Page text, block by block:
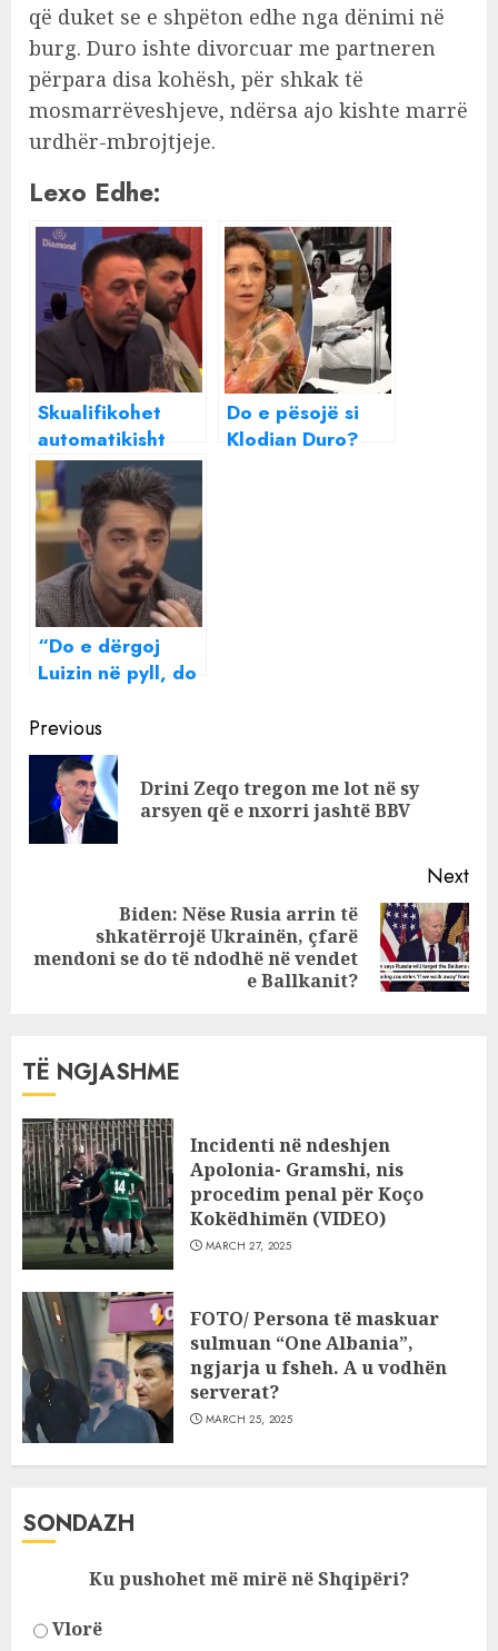
që duket se e shpëton edhe nga dënimi në
burg. Duro ishte divorcuar me partneren
përpara disa kohësh, për shkak të
mosmarrëveshjeve, ndërsa ajo kishte marrë
urdhër-mbrojtjeje.
Lexo Edhe:
Skualifikohet
automatikisht
nga “BB VIP”
Klodian Duro
Do e pësojë si
Klodian Duro?
“Do e dërgoj
Luizin në pyll, do
si e justifikoi
Amosi deklaratën
skandaloze
Continue
Reading
Previous
Drini Zeqo tregon me lot në sy
arsyen që e nxorri jashtë BBV
Next
post:
Biden: Nëse Rusia arrin të
shkatërrojë Ukrainën, çfarë
mendoni se do të ndodhë në vendet
e Ballkanit?
TË NGJASHME
Incidenti në ndeshjen
Apolonia- Gramshi, nis
procedim penal për Koço
Kokëdhimën (VIDEO)
MARCH 27, 2025
FOTO/ Persona të maskuar
sulmuan “One Albania”,
ngjarja u fsheh. A u vodhën
serverat?
MARCH 25, 2025
SONDAZH
Ku pushohet më mirë në Shqipëri?
Vlorë